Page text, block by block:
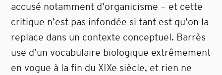
accusé notamment d’organicisme – et cette
critique n’est pas infondée si tant est qu’on la
replace dans un contexte conceptuel. Barrès
use d’un vocabulaire biologique extrêmement
en vogue à la fin du XIXe siècle, et rien ne